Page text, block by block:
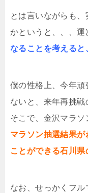
とは言いながらも
かというと、、、運
なることを考える
僕の性格上、今年
ないと、来年再挑戦
そこで、金沢マラソ
マラソン抽選結果
ことができる石川
なお、せっかくフ